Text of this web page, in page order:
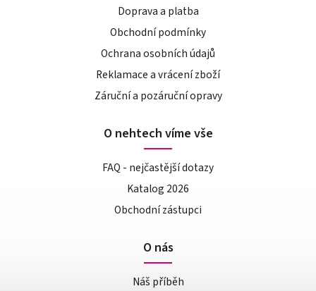
Doprava a platba
Obchodní podmínky
Ochrana osobních údajů
Reklamace a vrácení zboží
Záruční a pozáruční opravy
O nehtech víme vše
FAQ - nejčastější dotazy
Katalog 2026
Obchodní zástupci
O nás
Náš příběh